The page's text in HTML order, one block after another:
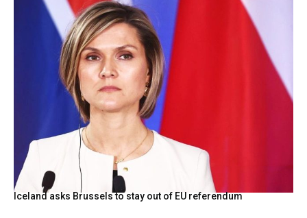
Iceland asks Brussels to stay out of EU referendum